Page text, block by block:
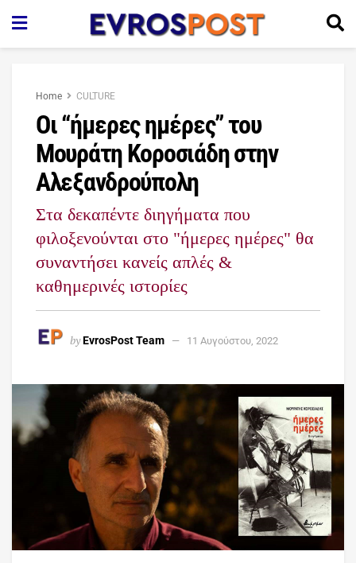
Home CULTURE
Οι “ήμερες ημέρες” του
Μουράτη Κοροσιάδη στην
Αλεξανδρούπολη
Στα δεκαπέντε διηγήματα που
φιλοξενούνται στo "ήμερες ημέρες" θα
συναντήσει κανείς απλές &
καθημερινές ιστορίες
byEvrosPost Team 11 Αυγούστου, 2022